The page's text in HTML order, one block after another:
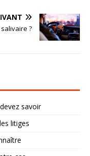
?
savoir
litiges